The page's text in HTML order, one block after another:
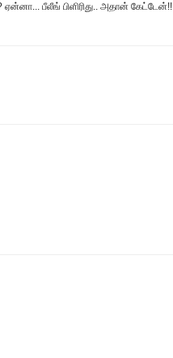
பீலீங் பிளிரிது.. அதான் கேட்டேன்!!